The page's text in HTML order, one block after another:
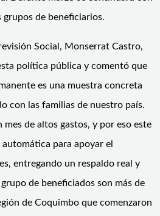
grupos de beneficiarios.
Social, Monserrat Castro,
política pública y comentó que
es una muestra concreta
con las familias de nuestro país.
mes de altos gastos, y por eso este
para apoyar el
entregando un respaldo real y
de beneficiados son más de
de Coquimbo que comenzaron